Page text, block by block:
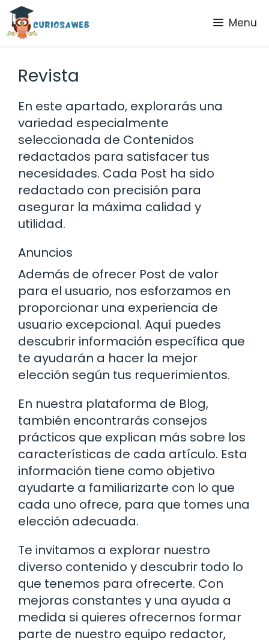
Saltar
contenido
Menu
Revista
En este apartado, explorarás una
variedad especialmente
seleccionada de Contenidos
redactados para satisfacer tus
necesidades. Cada Post ha sido
redactado con precisión para
asegurar la máxima calidad y
utilidad.
Anuncios
Además de ofrecer Post de valor
para el usuario, nos esforzamos en
proporcionar una experiencia de
usuario excepcional. Aquí puedes
descubrir información específica que
te ayudarán a hacer la mejor
elección según tus requerimientos.
En nuestra plataforma de Blog,
también encontrarás consejos
prácticos que explican más sobre los
características de cada artículo. Esta
información tiene como objetivo
ayudarte a familiarizarte con lo que
cada uno ofrece, para que tomes una
elección adecuada.
Te invitamos a explorar nuestro
diverso contenido y descubrir todo lo
que tenemos para ofrecerte. Con
mejoras constantes y una ayuda a
medida si quieres ofrecernos formar
parte de nuestro equipo redactor,